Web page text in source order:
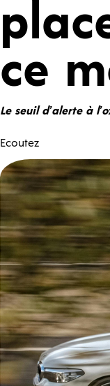
ce
Le seuil d’alerte à
Ecoutez